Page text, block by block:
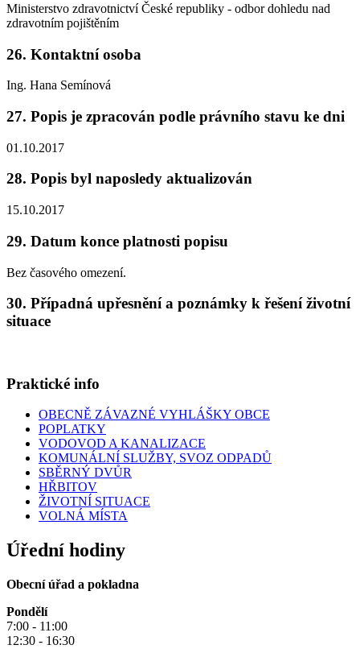
Ministerstvo zdravotnictví České republiky - odbor dohledu nad
zdravotním pojištěním
26. Kontaktní osoba
Ing. Hana Semínová
27. Popis je zpracován podle právního stavu ke dni
01.10.2017
28. Popis byl naposledy aktualizován
15.10.2017
29. Datum konce platnosti popisu
Bez časového omezení.
30. Případná upřesnění a poznámky k řešení životní
situace
Praktické info
OBECNĚ ZÁVAZNÉ VYHLÁŠKY OBCE
POPLATKY
VODOVOD A KANALIZACE
KOMUNÁLNÍ SLUŽBY, SVOZ ODPADŮ
SBĚRNÝ DVŮR
HŘBITOV
ŽIVOTNÍ SITUACE
VOLNÁ MÍSTA
Úřední hodiny
Obecní úřad a pokladna
Pondělí
7:00 - 11:00
12:30 - 16:30